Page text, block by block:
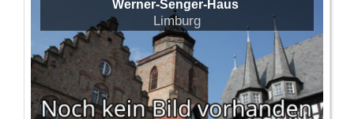
Werner-Senger-Haus
Limburg